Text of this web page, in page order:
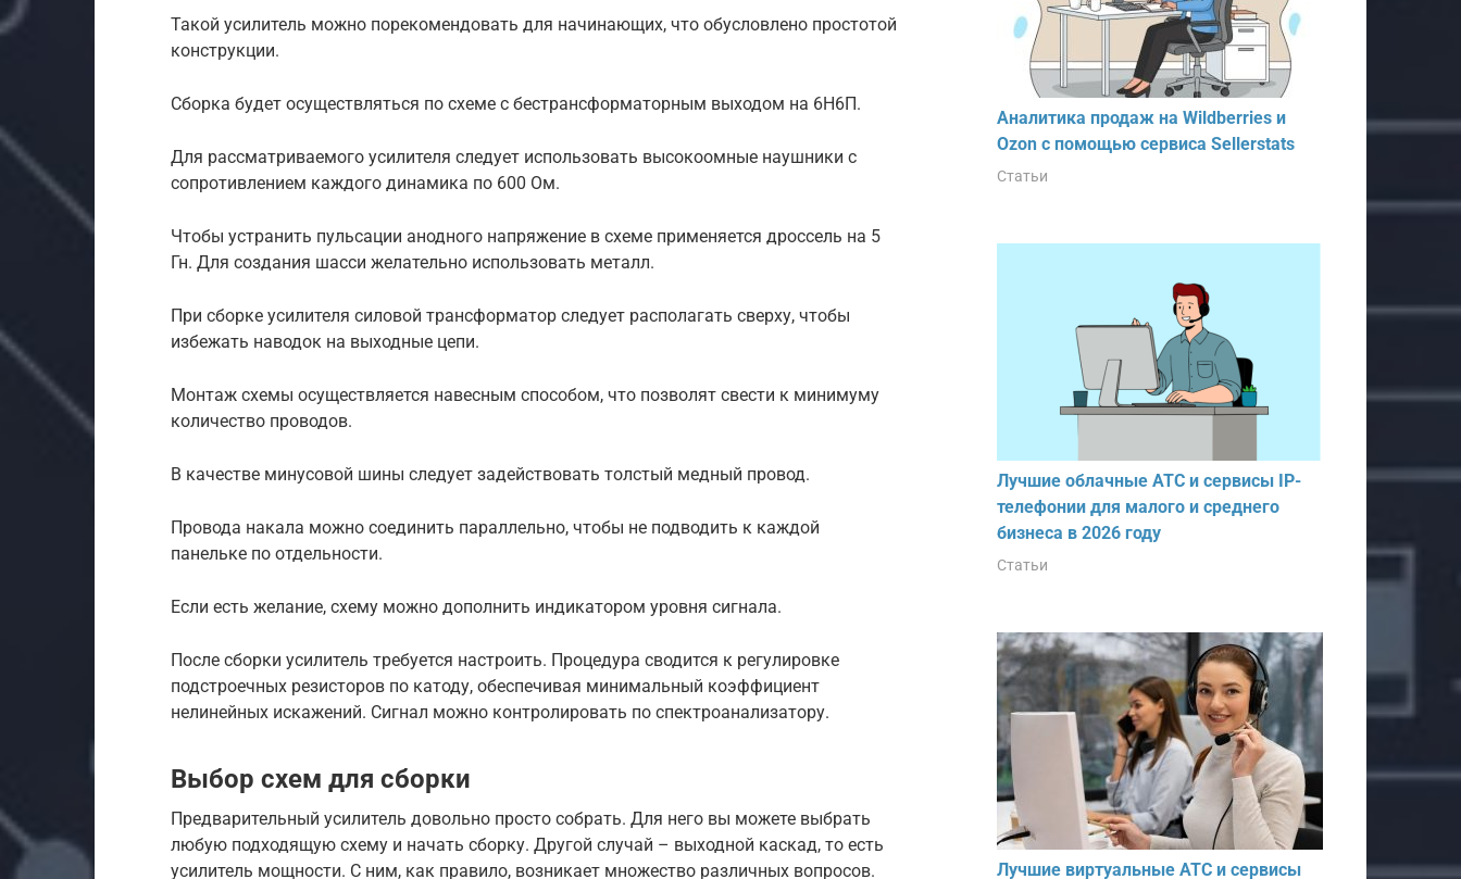
Такой усилитель можно порекомендовать для начинающих, что обусловлено простотой
конструкции.
Сборка будет осуществляться по схеме с бестрансформаторным выходом на 6Н6П.
Для рассматриваемого усилителя следует использовать высокоомные наушники с
сопротивлением каждого динамика по 600 Ом.
Чтобы устранить пульсации анодного напряжение в схеме применяется дроссель на 5
Гн. Для создания шасси желательно использовать металл.
При сборке усилителя силовой трансформатор следует располагать сверху, чтобы
избежать наводок на выходные цепи.
Монтаж схемы осуществляется навесным способом, что позволят свести к минимуму
количество проводов.
В качестве минусовой шины следует задействовать толстый медный провод.
Провода накала можно соединить параллельно, чтобы не подводить к каждой
панельке по отдельности.
Если есть желание, схему можно дополнить индикатором уровня сигнала.
После сборки усилитель требуется настроить. Процедура сводится к регулировке
подстроечных резисторов по катоду, обеспечивая минимальный коэффициент
нелинейных искажений. Сигнал можно контролировать по спектроанализатору.
Выбор схем для сборки
Предварительный усилитель довольно просто собрать. Для него вы можете выбрать
любую подходящую схему и начать сборку. Другой случай – выходной каскад, то есть
усилитель мощности. С ним, как правило, возникает множество различных вопросов.
Аналитика продаж на Wildberries и
Ozon с помощью сервиса Sellerstats
Статьи
Лучшие облачные АТС и сервисы IP-
телефонии для малого и среднего
бизнеса в 2026 году
Статьи
Лучшие виртуальные АТС и сервисы